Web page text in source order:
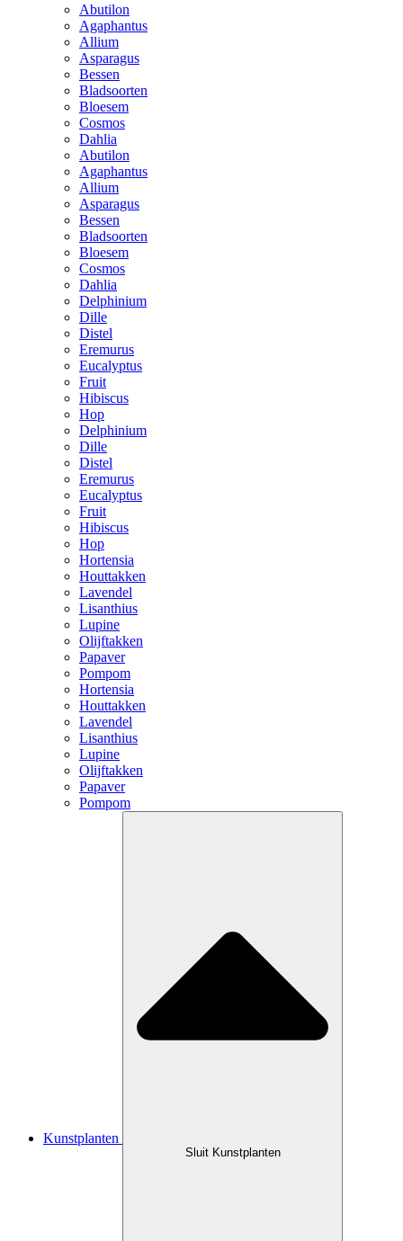
Abutilon
Agaphantus
Allium
Asparagus
Bessen
Bladsoorten
Bloesem
Cosmos
Dahlia
Abutilon
Agaphantus
Allium
Asparagus
Bessen
Bladsoorten
Bloesem
Cosmos
Dahlia
Delphinium
Dille
Distel
Eremurus
Eucalyptus
Fruit
Hibiscus
Hop
Delphinium
Dille
Distel
Eremurus
Eucalyptus
Fruit
Hibiscus
Hop
Hortensia
Houttakken
Lavendel
Lisanthius
Lupine
Olijftakken
Papaver
Pompom
Hortensia
Houttakken
Lavendel
Lisanthius
Lupine
Olijftakken
Papaver
Pompom
Kunstplanten
Sluit Kunstplanten